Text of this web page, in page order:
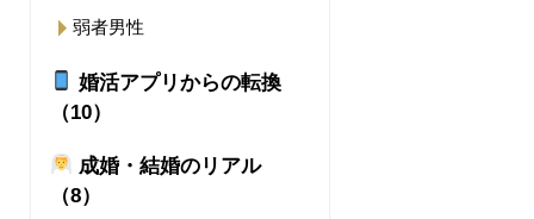
弱者男性
婚活アプリからの転換
（10）
成婚・結婚のリアル
（8）